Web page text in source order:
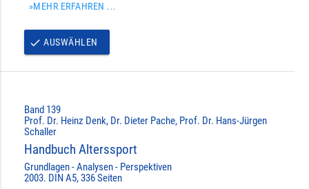
»MEHR ERFAHREN ...
done AUSWÄHLEN
Band 139
Prof. Dr. Heinz Denk, Dr. Dieter Pache, Prof. Dr. Hans-Jürgen
Schaller
Handbuch Alterssport
Grundlagen - Analysen - Perspektiven
2003. DIN A5, 336 Seiten